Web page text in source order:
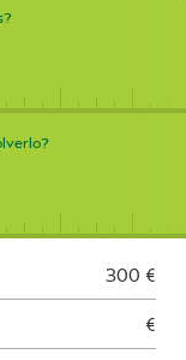
300 €
€